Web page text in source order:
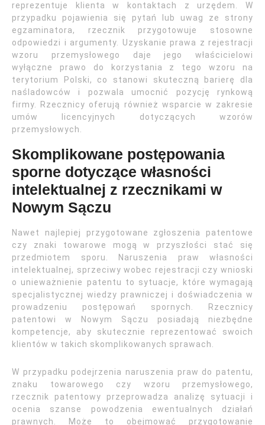
reprezentuje klienta w kontaktach z urzędem. W
przypadku pojawienia się pytań lub uwag ze strony
egzaminatora, rzecznik przygotowuje stosowne
odpowiedzi i argumenty. Uzyskanie prawa z rejestracji
wzoru przemysłowego daje jego właścicielowi
wyłączne prawo do korzystania z tego wzoru na
terytorium Polski, co stanowi skuteczną barierę dla
naśladowców i pozwala umocnić pozycję rynkową
firmy. Rzecznicy oferują również wsparcie w zakresie
umów licencyjnych dotyczących wzorów
przemysłowych.
Skomplikowane postępowania
sporne dotyczące własności
intelektualnej z rzecznikami w
Nowym Sączu
Nawet najlepiej przygotowane zgłoszenia patentowe
czy znaki towarowe mogą w przyszłości stać się
przedmiotem sporu. Naruszenia praw własności
intelektualnej, sprzeciwy wobec rejestracji czy wnioski
o unieważnienie patentu to sytuacje, które wymagają
specjalistycznej wiedzy prawniczej i doświadczenia w
prowadzeniu postępowań spornych. Rzecznicy
patentowi w Nowym Sączu posiadają niezbędne
kompetencje, aby skutecznie reprezentować swoich
klientów w takich skomplikowanych sprawach.
W przypadku podejrzenia naruszenia praw do patentu,
znaku towarowego czy wzoru przemysłowego,
rzecznik patentowy przeprowadza analizę sytuacji i
ocenia szanse powodzenia ewentualnych działań
prawnych. Może to obejmować przygotowanie